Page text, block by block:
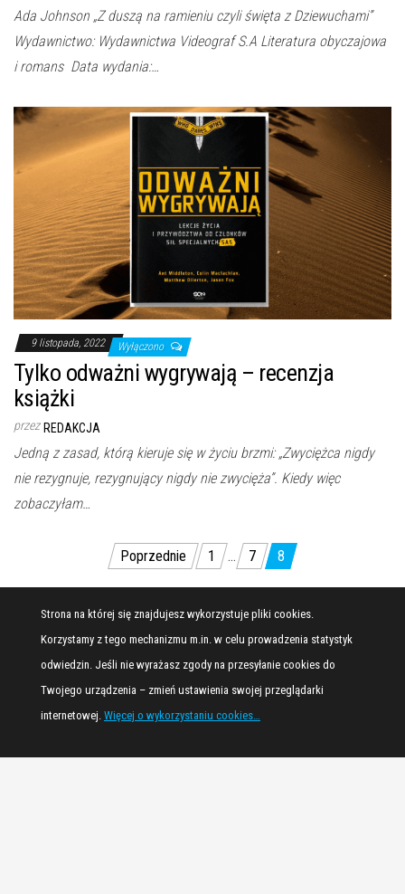
Ada Johnson „Z duszą na ramieniu czyli święta z Dziewuchami”
Wydawnictwo: Wydawnictwa Videograf S.A Literatura obyczajowa
i romans Data wydania:…
9 listopada, 2022 Wyłączono
Tylko odważni wygrywają – recenzja
książki
przez REDAKCJA
Jedną z zasad, którą kieruje się w życiu brzmi: „Zwyciężca nigdy
nie rezygnuje, rezygnujący nigdy nie zwycięża”. Kiedy więc
zobaczyłam…
Stronicowanie
wpisów
Poprzednie 1 … 7 8
Strona na której się znajdujesz wykorzystuje pliki cookies.
Korzystamy z tego mechanizmu m.in. w celu prowadzenia statystyk
odwiedzin. Jeśli nie wyrażasz zgody na przesyłanie cookies do
Twojego urządzenia – zmień ustawienia swojej przeglądarki
internetowej. Więcej o wykorzystaniu cookies…